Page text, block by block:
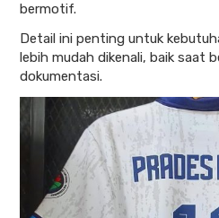
bermotif.
Detail ini penting untuk
lebih mudah dikenali, baik saat
dokumentasi.